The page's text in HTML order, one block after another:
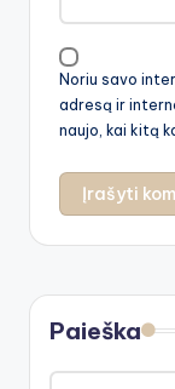
Noriu savo
adresą ir
naujo, kai kitą
Paieška